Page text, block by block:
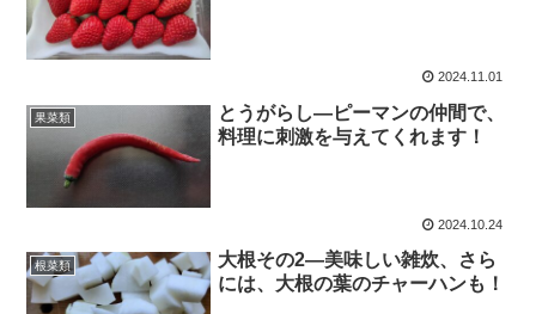
2024.11.01
果菜類
とうがらし―ピーマンの仲間で、
料理に刺激を与えてくれます！
2024.10.24
根菜類
大根その2―美味しい雑炊、さら
には、大根の葉のチャーハンも！